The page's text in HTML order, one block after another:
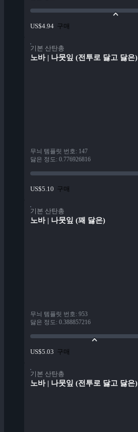
US$4.94 구매
기본 산탄총
노바 | 나뭇잎 (전투로 닳고 닳은)
무늬 템플릿 번호: 147
닳은 정도: 0.776926816
US$5.10 구매
기본 산탄총
노바 | 나뭇잎 (꽤 닳은)
무늬 템플릿 번호: 953
닳은 정도: 0.388857216
US$5.03 구매
기본 산탄총
노바 | 나뭇잎 (전투로 닳고 닳은)